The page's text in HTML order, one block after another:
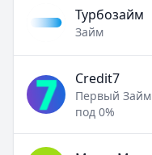
Турбозайм
Займ
Credit7
Первый Займ
под 0%